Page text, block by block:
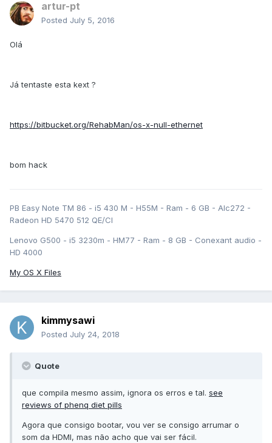
artur-pt
Posted July 5, 2016
Olá
Já tentaste esta kext ?
https://bitbucket.org/RehabMan/os-x-null-ethernet
bom hack
PB Easy Note TM 86 - i5 430 M - H55M - Ram - 6 GB - Alc272 -
Radeon HD 5470 512 QE/CI
Lenovo G500 - i5 3230m - HM77 - Ram - 8 GB - Conexant audio -
HD 4000
My OS X Files
kimmysawi
Posted July 24, 2018
Quote
que compila mesmo assim, ignora os erros e tal. see
reviews of phenq diet pills
Agora que consigo bootar, vou ver se consigo arrumar o
som da HDMI, mas não acho que vai ser fácil.